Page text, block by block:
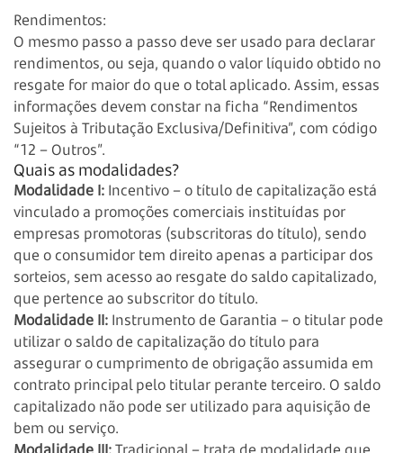
Rendimentos:
O mesmo passo a passo deve ser usado para declarar
rendimentos, ou seja, quando o valor líquido obtido no
resgate for maior do que o total aplicado. Assim, essas
informações devem constar na ficha “Rendimentos
Sujeitos à Tributação Exclusiva/Definitiva”, com código
“12 – Outros”.
Quais as modalidades?
Modalidade I: Incentivo – o título de capitalização está
vinculado a promoções comerciais instituídas por
empresas promotoras (subscritoras do título), sendo
que o consumidor tem direito apenas a participar dos
sorteios, sem acesso ao resgate do saldo capitalizado,
que pertence ao subscritor do título.
Modalidade II: Instrumento de Garantia – o titular pode
utilizar o saldo de capitalização do título para
assegurar o cumprimento de obrigação assumida em
contrato principal pelo titular perante terceiro. O saldo
capitalizado não pode ser utilizado para aquisição de
bem ou serviço.